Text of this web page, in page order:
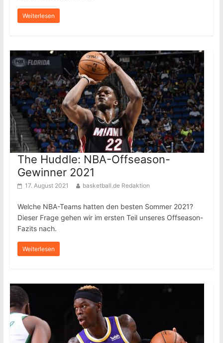
Weiterlesen
The Huddle: NBA-Offseason-
Gewinner 2021
17. August 2021 basketball.de Redaktion
Welche NBA-Teams hatten den besten Sommer 2021?
Dieser Frage gehen wir im ersten Teil unseres Offseason-
Fazits nach.
Weiterlesen